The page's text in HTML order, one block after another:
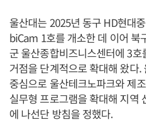
울산대는 2025년 동구 HD현대
biCam 1호를 개소한 데 이어 북
군 울산종합비즈니스센터에 3
거점을 단계적으로 확대해 왔다
중심으로 울산테크노파크와 제
실무형 프로그램을 확대해 지역
에 나선단 방침을 정했다.